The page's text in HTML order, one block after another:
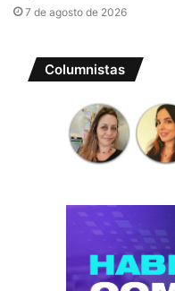
7 de agosto de 2026
Columnistas